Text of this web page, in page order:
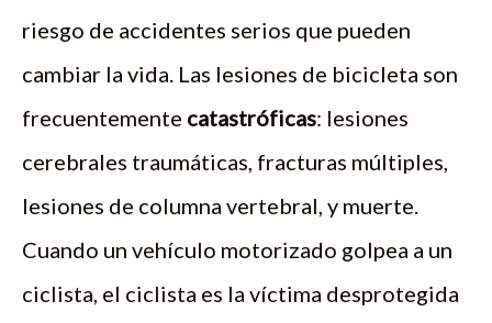
riesgo de accidentes serios que pueden
cambiar la vida. Las lesiones de bicicleta son
frecuentemente catastróficas: lesiones
cerebrales traumáticas, fracturas múltiples,
lesiones de columna vertebral, y muerte.
Cuando un vehículo motorizado golpea a un
ciclista, el ciclista es la víctima desprotegida